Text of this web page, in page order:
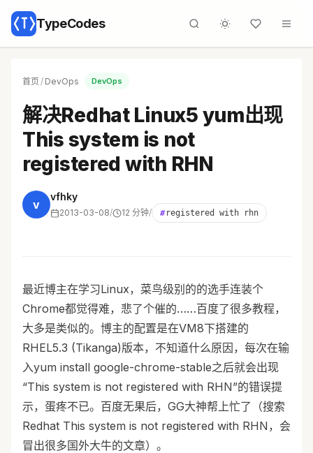
TypeCodes
首页 / DevOps DevOps
解决Redhat Linux5 yum出现
This system is not
registered with RHN
v
vfhky
2013-03-08/ 12 分钟/ # registered with rhn
最近博主在学习Linux，菜鸟级别的的选手连装个
Chrome都觉得难，悲了个催的……百度了很多教程，
大多是类似的。博主的配置是在VM8下搭建的
RHEL5.3 (Tikanga)版本，不知道什么原因，每次在输
入yum install google-chrome-stable之后就会出现
“This system is not registered with RHN”的错误提
示，蛋疼不已。百度无果后，GG大神帮上忙了（搜索
Redhat This system is not registered with RHN，会
冒出很多国外大牛的文章）。